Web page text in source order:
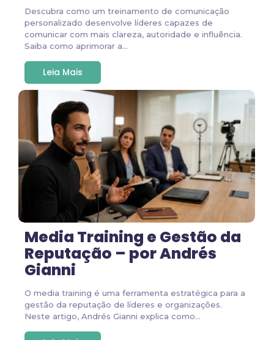
Descubra como um treinamento de comunicação
personalizado desenvolve líderes capazes de
comunicar com mais clareza, autoridade e influência.
Saiba como aprimorar a...
Leia Mais
Media Training e Gestão da
Reputação – por Andrés
Gianni
O media training é uma ferramenta estratégica para a
gestão da reputação de líderes e organizações.
Neste artigo, Andrés Gianni explica como...